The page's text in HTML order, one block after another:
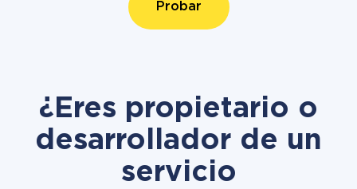
Probar
¿Eres propietario o
desarrollador de un
servicio